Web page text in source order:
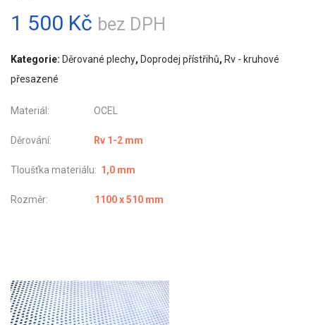
1 500 Kč bez DPH
Kategorie: Děrované plechy, Doprodej přístřihů, Rv - kruhové
přesazené
Materiál: OCEL
Děrování: Rv 1-2 mm
Tloušťka materiálu: 1,0 mm
Rozměr: 1100 x 510 mm